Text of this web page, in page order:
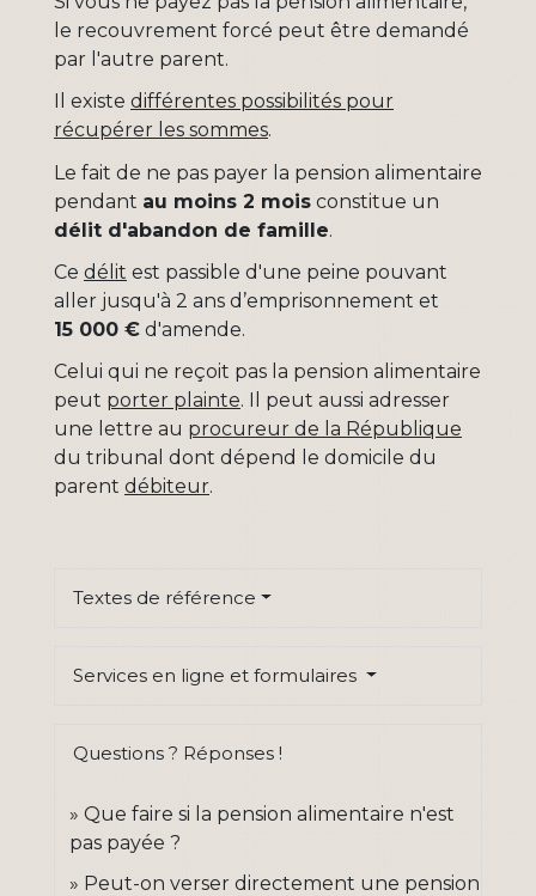
le recouvrement forcé peut être demandé
par l'autre parent.
Il existe différentes possibilités pour
récupérer les sommes.
Le fait de ne pas payer la pension alimentaire
pendant au moins 2 mois constitue un
délit d'abandon de famille.
Ce délit est passible d'une peine pouvant
aller jusqu'à 2 ans d’emprisonnement et
15 000 € d'amende.
Celui qui ne reçoit pas la pension alimentaire
peut porter plainte. Il peut aussi adresser
une lettre au procureur de la République
du tribunal dont dépend le domicile du
parent débiteur.
Textes de référence
Services en ligne et formulaires
Questions ? Réponses !
Que faire si la pension alimentaire n'est
pas payée ?
Peut-on verser directement une pension